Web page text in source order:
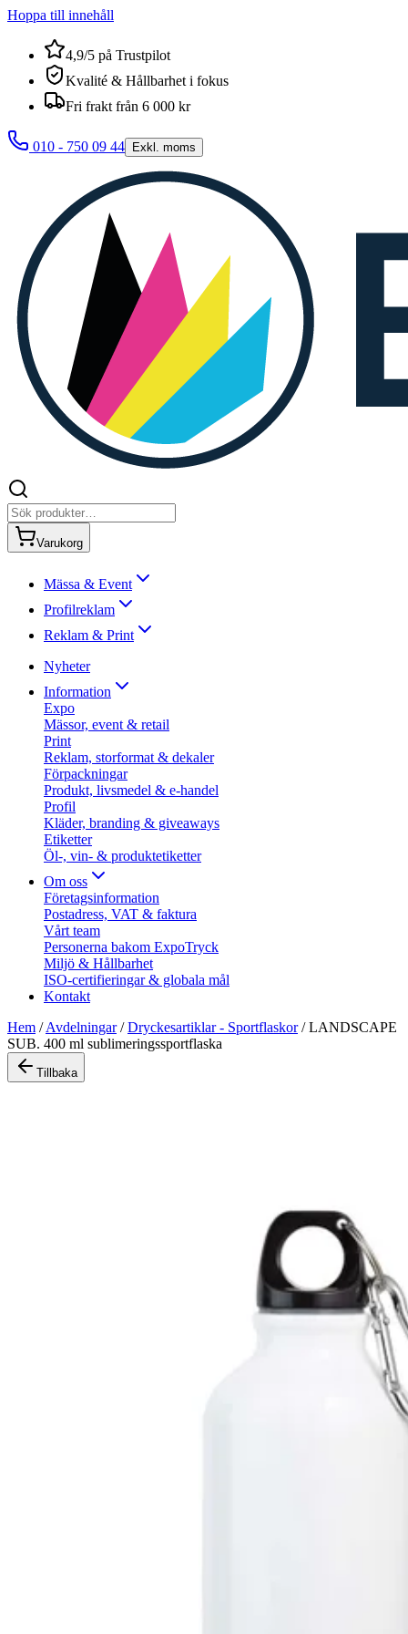
Hoppa till innehåll
4,9/5 på Trustpilot
Kvalité & Hållbarhet i fokus
Fri frakt från 6 000 kr
010 - 750 09 44 Exkl. moms
Varukorg
Mässa & Event
Profilreklam
Reklam & Print
Nyheter
Information
Expo
Mässor, event & retail
Print
Reklam, storformat & dekaler
Förpackningar
Produkt, livsmedel & e-handel
Profil
Kläder, branding & giveaways
Etiketter
Öl-, vin- & produktetiketter
Om oss
Företagsinformation
Postadress, VAT & faktura
Vårt team
Personerna bakom ExpoTryck
Miljö & Hållbarhet
ISO-certifieringar & globala mål
Kontakt
Hem /Avdelningar/Dryckesartiklar - Sportflaskor/LANDSCAPE
SUB. 400 ml sublimeringssportflaska
Tillbaka